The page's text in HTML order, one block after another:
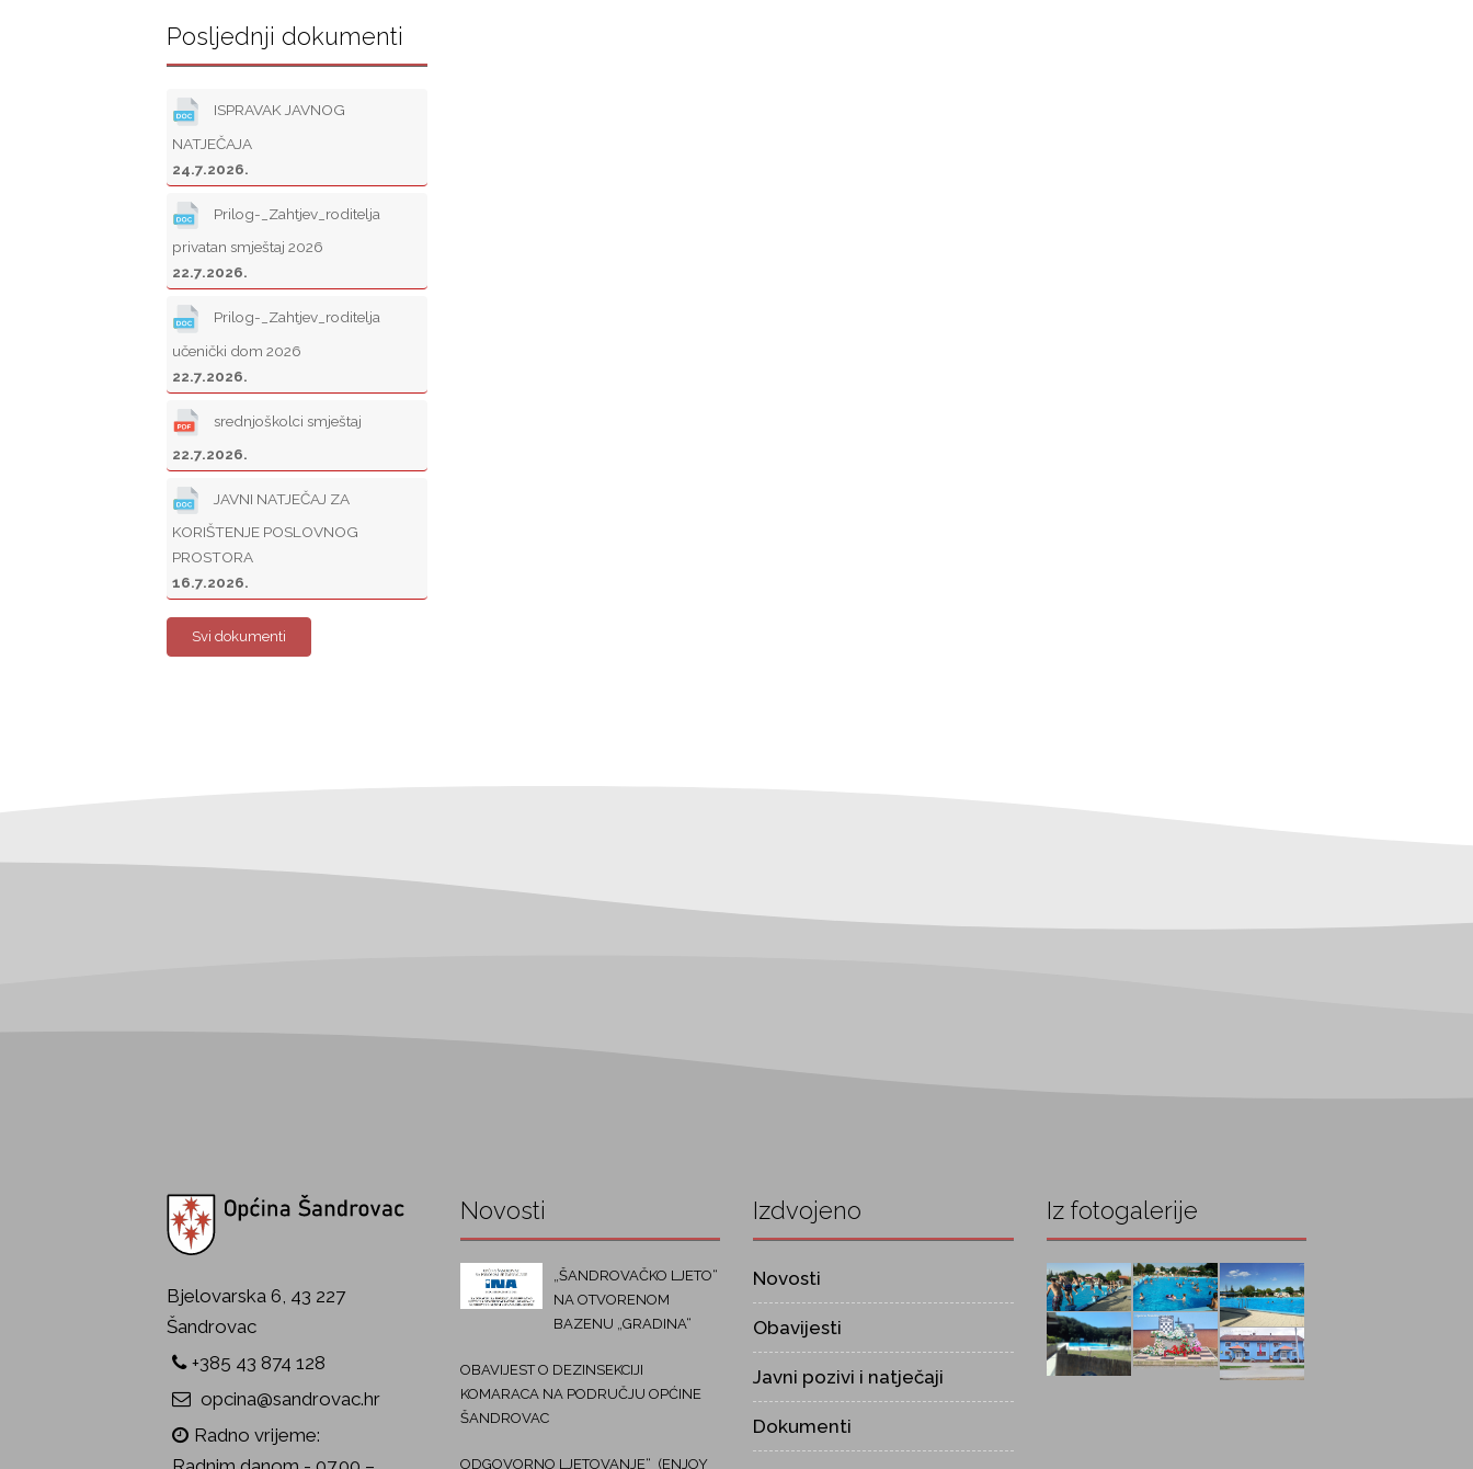
Posljednji dokumenti
ISPRAVAK JAVNOG
NATJEČAJA
24.7.2026.
Prilog-_Zahtjev_roditelja
privatan smještaj 2026
22.7.2026.
Prilog-_Zahtjev_roditelja
učenički dom 2026
22.7.2026.
srednjoškolci smještaj
22.7.2026.
JAVNI NATJEČAJ ZA
KORIŠTENJE POSLOVNOG
PROSTORA
16.7.2026.
Svi dokumenti
Bjelovarska 6, 43 227
Šandrovac
+385 43 874 128
opcina@sandrovac.hr
Radno vrijeme:
Novosti
„ŠANDROVAČKO LJETO“
NA OTVORENOM
BAZENU „GRADINA“
OBAVIJEST O DEZINSEKCIJI
KOMARACA NA PODRUČJU OPĆINE
ŠANDROVAC
ODGOVORNO LJETOVANJE“ (ENJOY
Izdvojeno
Novosti
Obavijesti
Javni pozivi i natječaji
Dokumenti
Iz fotogalerije